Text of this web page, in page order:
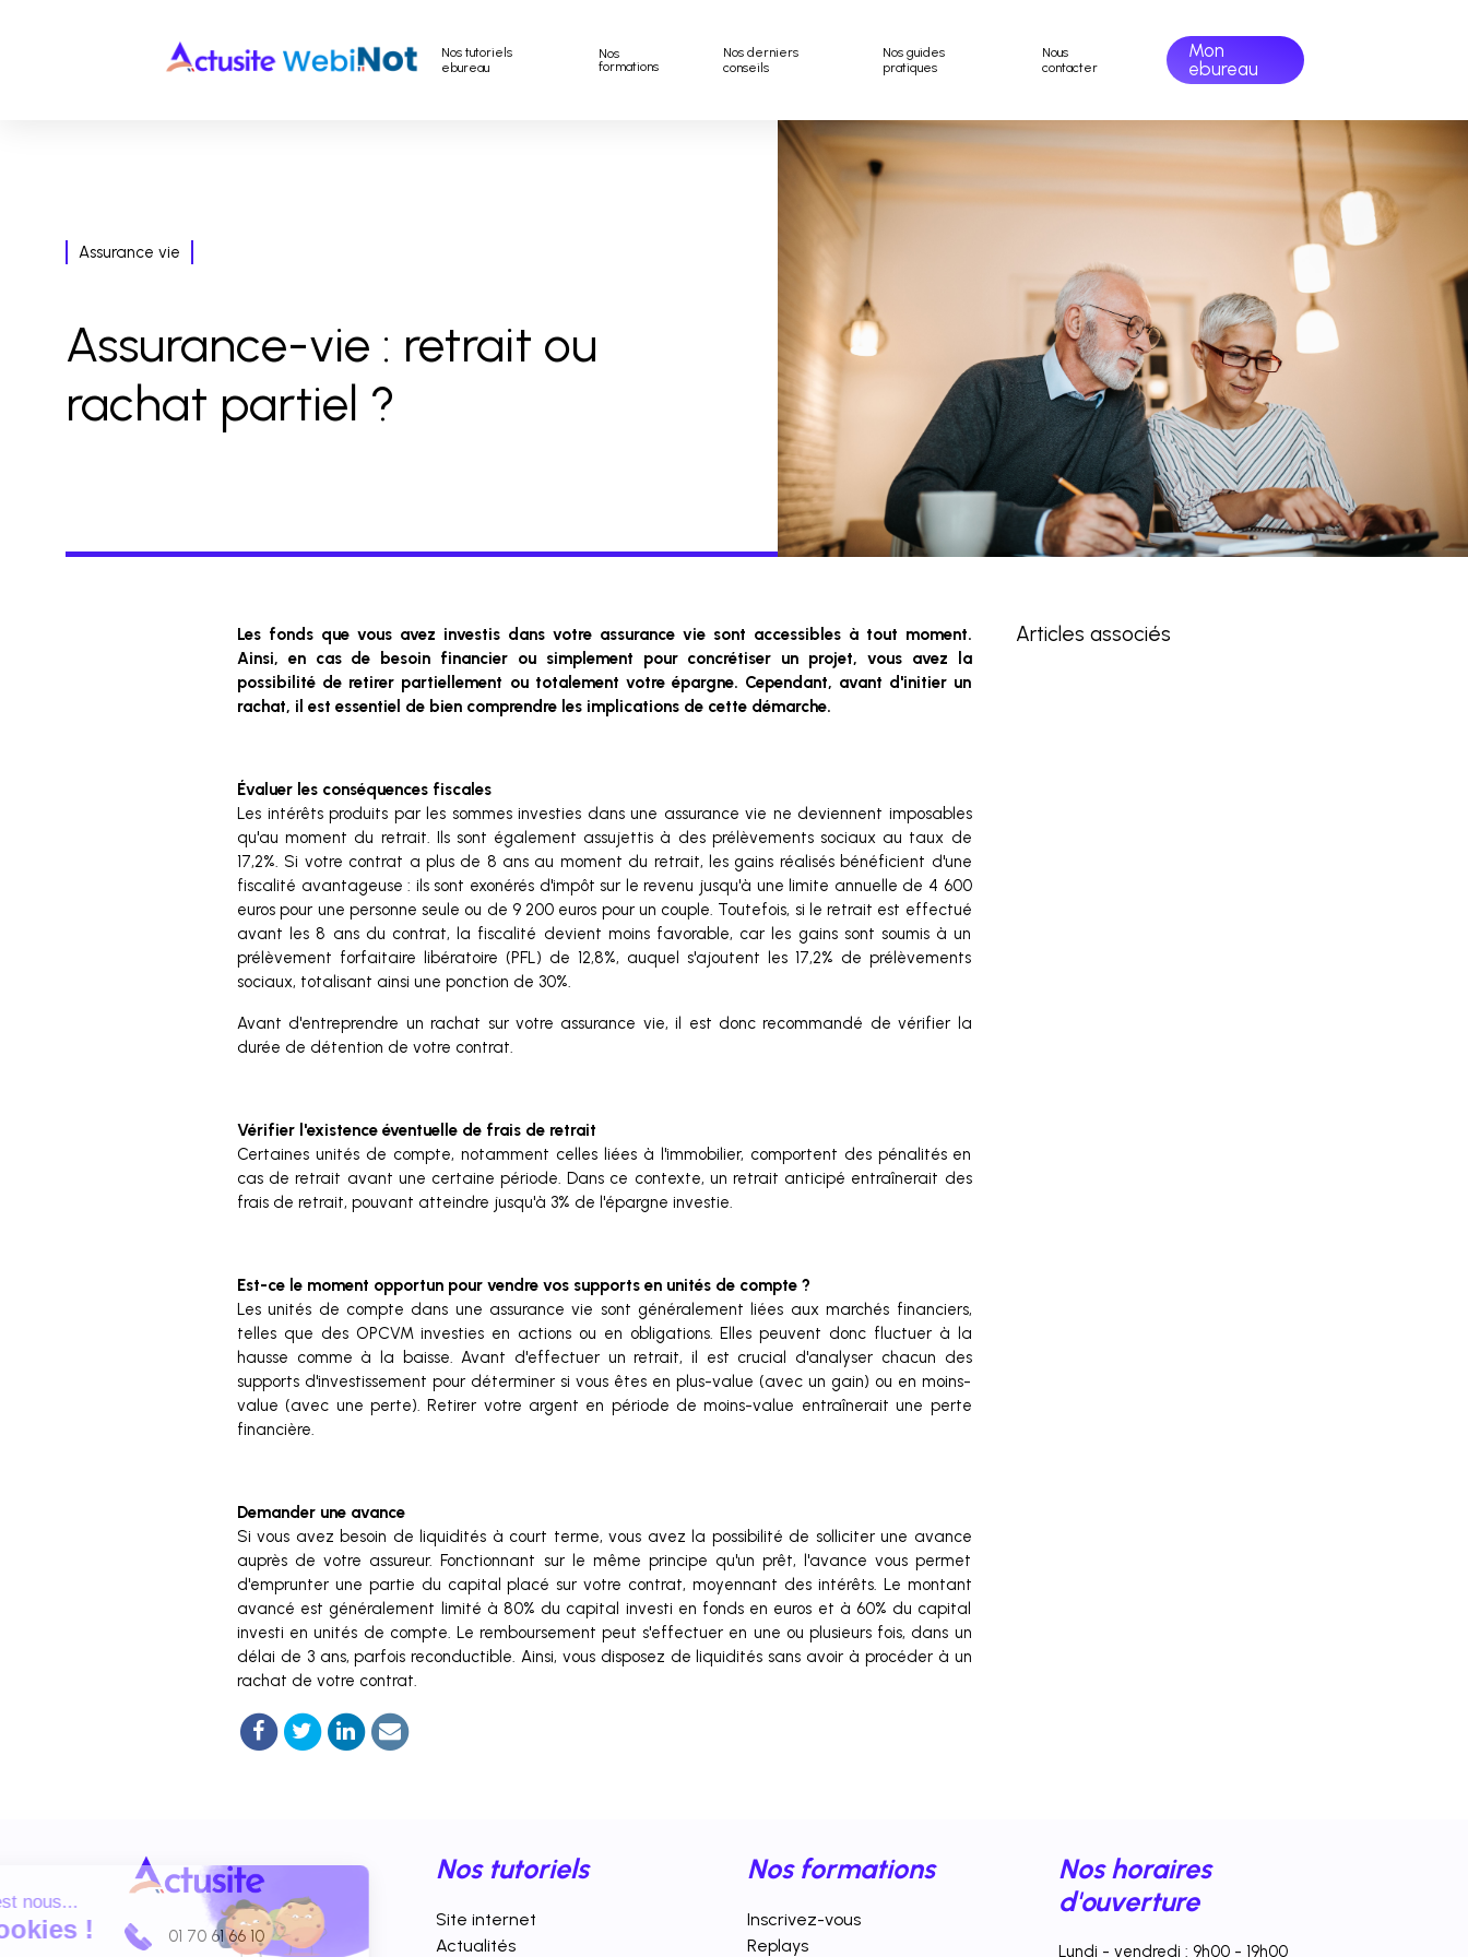
Nos tutoriels
ebureau
Nos
formations
Nos derniers
conseils
Nos guides
pratiques
Nous
contacter
Mon
ebureau
Assurance vie
Assurance-vie : retrait ou
rachat partiel ?
Les fonds que vous avez investis dans votre assurance vie sont accessibles à tout moment.
Ainsi, en cas de besoin financier ou simplement pour concrétiser un projet, vous avez la
possibilité de retirer partiellement ou totalement votre épargne. Cependant, avant d'initier un
rachat, il est essentiel de bien comprendre les implications de cette démarche.
Évaluer les conséquences fiscales
Les intérêts produits par les sommes investies dans une assurance vie ne deviennent imposables
qu'au moment du retrait. Ils sont également assujettis à des prélèvements sociaux au taux de
17,2%. Si votre contrat a plus de 8 ans au moment du retrait, les gains réalisés bénéficient d'une
fiscalité avantageuse : ils sont exonérés d'impôt sur le revenu jusqu'à une limite annuelle de 4 600
euros pour une personne seule ou de 9 200 euros pour un couple. Toutefois, si le retrait est effectué
avant les 8 ans du contrat, la fiscalité devient moins favorable, car les gains sont soumis à un
prélèvement forfaitaire libératoire (PFL) de 12,8%, auquel s'ajoutent les 17,2% de prélèvements
sociaux, totalisant ainsi une ponction de 30%.
Avant d'entreprendre un rachat sur votre assurance vie, il est donc recommandé de vérifier la
durée de détention de votre contrat.
Vérifier l'existence éventuelle de frais de retrait
Certaines unités de compte, notamment celles liées à l'immobilier, comportent des pénalités en
cas de retrait avant une certaine période. Dans ce contexte, un retrait anticipé entraînerait des
frais de retrait, pouvant atteindre jusqu'à 3% de l'épargne investie.
Est-ce le moment opportun pour vendre vos supports en unités de compte ?
Les unités de compte dans une assurance vie sont généralement liées aux marchés financiers,
telles que des OPCVM investies en actions ou en obligations. Elles peuvent donc fluctuer à la
hausse comme à la baisse. Avant d'effectuer un retrait, il est crucial d'analyser chacun des
supports d'investissement pour déterminer si vous êtes en plus-value (avec un gain) ou en moins-
value (avec une perte). Retirer votre argent en période de moins-value entraînerait une perte
financière.
Demander une avance
Si vous avez besoin de liquidités à court terme, vous avez la possibilité de solliciter une avance
auprès de votre assureur. Fonctionnant sur le même principe qu'un prêt, l'avance vous permet
d'emprunter une partie du capital placé sur votre contrat, moyennant des intérêts. Le montant
avancé est généralement limité à 80% du capital investi en fonds en euros et à 60% du capital
investi en unités de compte. Le remboursement peut s'effectuer en une ou plusieurs fois, dans un
délai de 3 ans, parfois reconductible. Ainsi, vous disposez de liquidités sans avoir à procéder à un
rachat de votre contrat.
Articles associés
01 70 61 66 10
Nos tutoriels
Site internet
Actualités
Nos formations
Inscrivez-vous
Replays
Nos horaires
d'ouverture
Lundi - vendredi : 9h00 - 19h00
Salut c'est nous...
les Cookies !